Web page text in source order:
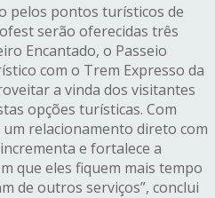
pelos pontos turísticos de
serão oferecidas três
Encantado, o Passeio
com o Trem Expresso da
a vinda dos visitantes
opções turísticas. Com
relacionamento direto com
e fortalece a
que eles fiquem mais tempo
de outros serviços”, conclui